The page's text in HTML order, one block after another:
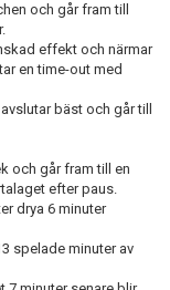
och går fram till
effekt och närmar
en time-out med
bäst och går till
och går fram till en
efter paus.
drya 6 minuter
spelade minuter av